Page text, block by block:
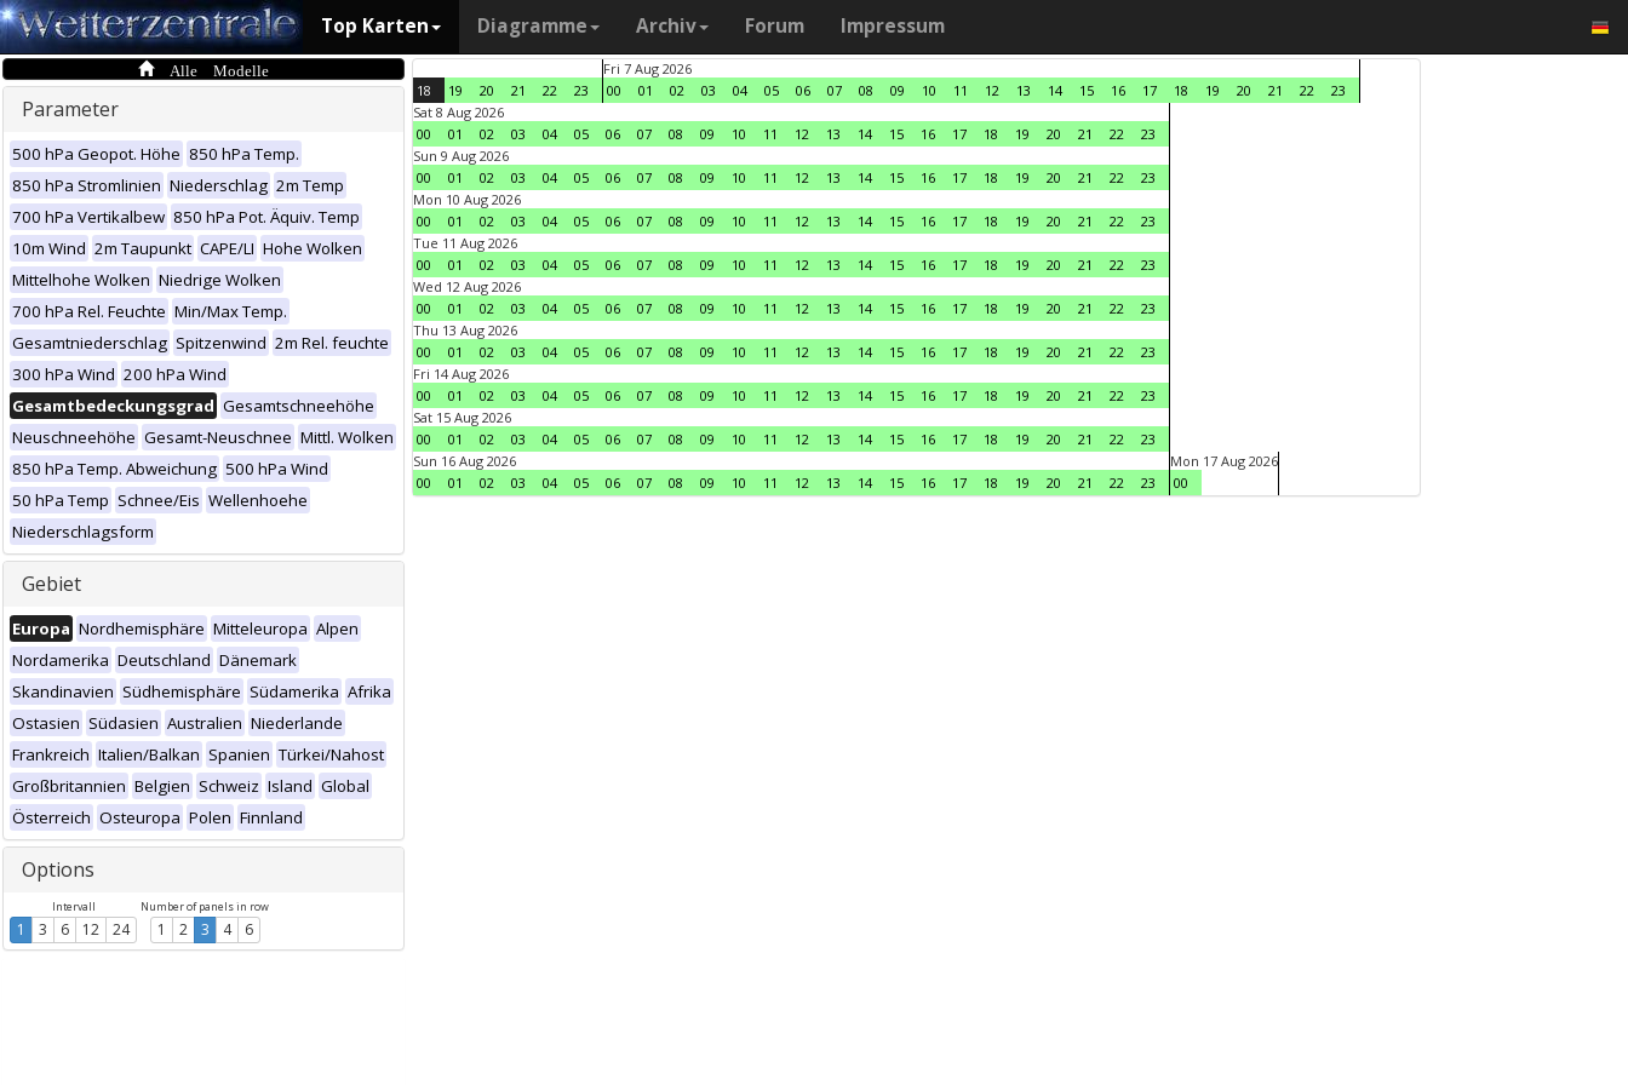
Top Karten Diagramme Archiv Forum Impressum
Alle Modelle
Parameter
500 hPa Geopot. Höhe 850 hPa Temp.
850 hPa Stromlinien Niederschlag 2m Temp
700 hPa Vertikalbew 850 hPa Pot. Äquiv. Temp
10m Wind 2m Taupunkt CAPE/LI Hohe Wolken
Mittelhohe Wolken Niedrige Wolken
700 hPa Rel. Feuchte Min/Max Temp.
Gesamtniederschlag Spitzenwind 2m Rel. feuchte
300 hPa Wind 200 hPa Wind
Gesamtbedeckungsgrad Gesamtschneehöhe
Neuschneehöhe Gesamt-Neuschnee Mittl. Wolken
850 hPa Temp. Abweichung 500 hPa Wind
50 hPa Temp Schnee/Eis Wellenhoehe
Niederschlagsform
Gebiet
Europa Nordhemisphäre Mitteleuropa Alpen
Nordamerika Deutschland Dänemark
Skandinavien Südhemisphäre Südamerika Afrika
Ostasien Südasien Australien Niederlande
Frankreich Italien/Balkan Spanien Türkei/Nahost
Großbritannien Belgien Schweiz Island Global
Österreich Osteuropa Polen Finnland
Options
Intervall
1 3 6 12 24
Number of panels in row
1 2 3 4 6
18 19 20 21 22 23
Fri 7 Aug 2026
00
01 02 03 04 05 06 07 08 09 10 11 12 13 14 15 16 17 18 19 20 21 22
23
Sat 8 Aug 2026
00
01 02 03 04 05 06 07 08 09 10 11 12 13 14 15 16 17 18 19 20 21 22
23
Sun 9 Aug 2026
00
01 02 03 04 05 06 07 08 09 10 11 12 13 14 15 16 17 18 19 20 21 22
23
Mon 10 Aug 2026
00
01 02 03 04 05 06 07 08 09 10 11 12 13 14 15 16 17 18 19 20 21 22
23
Tue 11 Aug 2026
00
01 02 03 04 05 06 07 08 09 10 11 12 13 14 15 16 17 18 19 20 21 22
23
Wed 12 Aug 2026
00
01 02 03 04 05 06 07 08 09 10 11 12 13 14 15 16 17 18 19 20 21 22
23
Thu 13 Aug 2026
00
01 02 03 04 05 06 07 08 09 10 11 12 13 14 15 16 17 18 19 20 21 22
23
Fri 14 Aug 2026
00
01 02 03 04 05 06 07 08 09 10 11 12 13 14 15 16 17 18 19 20 21 22
23
Sat 15 Aug 2026
00
01 02 03 04 05 06 07 08 09 10 11 12 13 14 15 16 17 18 19 20 21 22
23
Sun 16 Aug 2026
00
01 02 03 04 05 06 07 08 09 10 11 12 13 14 15 16 17 18 19 20 21 22 23
Mon 17 Aug 2026
00